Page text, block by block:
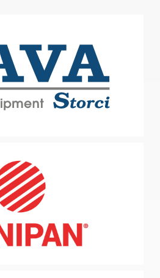
FAVA SPA
Cento, FE
completi per pastifici
MINIPAN SRL
Lombarda, RA
automatici per prodotti alimentari